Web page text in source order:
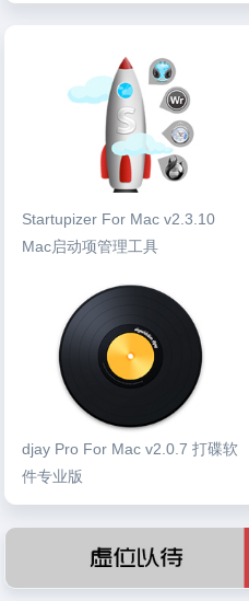
Startupizer For Mac v2.3.10
Mac启动项管理工具
djay Pro For Mac v2.0.7 打碟软
件专业版